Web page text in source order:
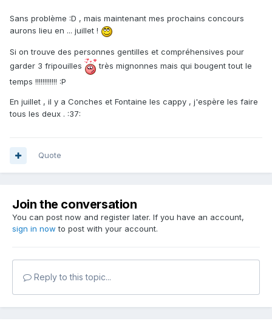
Sans problème :D , mais maintenant mes prochains concours
aurons lieu en ... juillet !
Si on trouve des personnes gentilles et compréhensives pour
garder 3 fripouilles
très mignonnes mais qui bougent tout le
temps !!!!!!!!!!!! :P
En juillet , il y a Conches et Fontaine les cappy , j'espère les faire
tous les deux . :37:
Quote
Join the conversation
You can post now and register later. If you have an account,
sign in now to post with your account.
Reply to this topic...